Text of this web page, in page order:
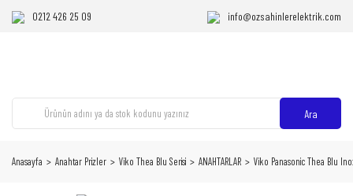
0212 426 25 09 info@ozsahinlerelektrik.com
Ara
Anasayfa Anahtar Prizler Viko Thea Blu Serisi ANAHTARLAR Viko Panasonic Thea Blu